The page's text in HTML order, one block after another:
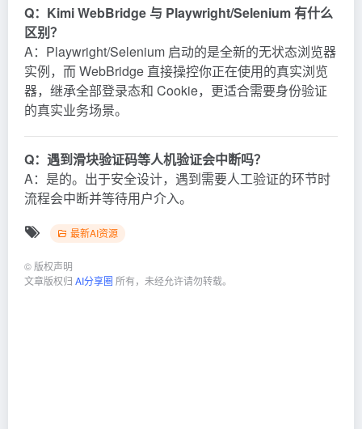
Q：Kimi WebBridge 与 Playwright/Selenium 有什么
区别？
A：Playwright/Selenium 启动的是全新的无状态浏览器
实例，而 WebBridge 直接操控你正在使用的真实浏览
器，继承全部登录态和 Cookie，更适合需要身份验证
的真实业务场景。
Q：遇到滑块验证码等人机验证会中断吗？
A：是的。出于安全设计，遇到需要人工验证的环节时
流程会中断并等待用户介入。
最新AI资源
© 版权声明
文章版权归 AI分享圈 所有，未经允许请勿转载。